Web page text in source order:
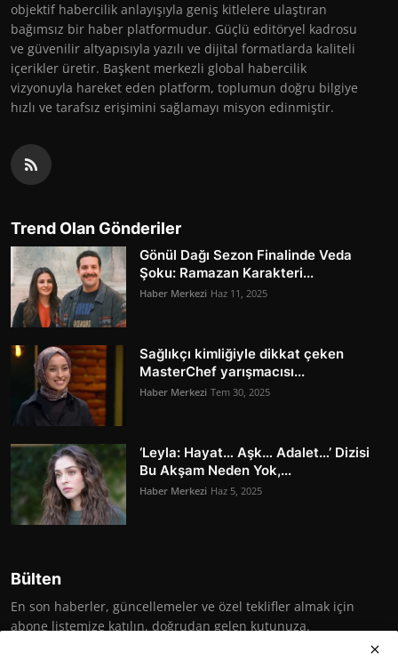
objektif habercilik anlayışıyla geniş kitlelere ulaştıran
bağımsız bir haber platformudur. Güçlü editöryel kadrosu
ve güvenilir altyapısıyla yazılı ve dijital formatlarda kaliteli
içerikler üretir. Başkent merkezli global habercilik
vizyonuyla hareket eden platform, toplumun doğru bilgiye
hızlı ve tarafsız erişimini sağlamayı misyon edinmiştir.
Trend Olan Gönderiler
Gönül Dağı Sezon Finalinde Veda
Şoku: Ramazan Karakteri...
Haber Merkezi Haz 11, 2025
Sağlıkçı kimliğiyle dikkat çeken
MasterChef yarışmacısı...
Haber Merkezi Tem 30, 2025
‘Leyla: Hayat… Aşk… Adalet…’ Dizisi
Bu Akşam Neden Yok,...
Haber Merkezi Haz 5, 2025
Bülten
En son haberler, güncellemeler ve özel teklifler almak için
abone listemize katılın, doğrudan gelen kutunuza.